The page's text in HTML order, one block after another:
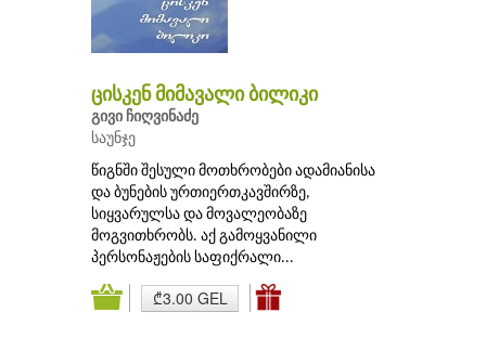
ცისკენ მიმავალი ბილიკი
გივი ჩიღვინაძე
საუნჯე
წიგნში შესული მოთხრობები ადამიანისა
და ბუნების ურთიერთკავშირზე,
სიყვარულსა და მოვალეობაზე
მოგვითხრობს. აქ გამოყვანილი
პერსონაჟების საფიქრალი...
₾3.00 GEL